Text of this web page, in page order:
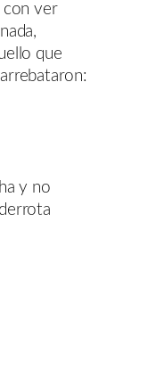
con ver
que
y no